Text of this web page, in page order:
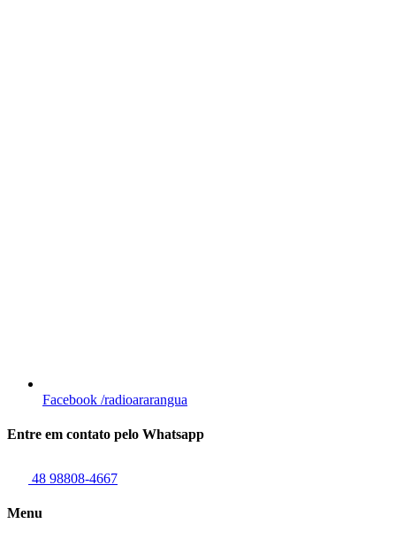
Facebook /radioararangua
Entre em contato pelo Whatsapp
48 98808-4667
Menu